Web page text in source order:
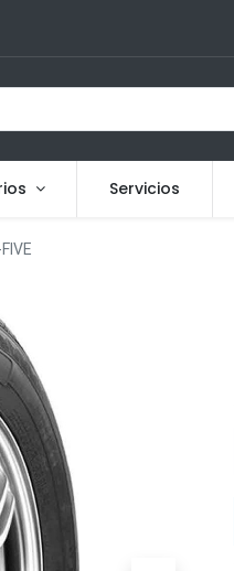
Servicios